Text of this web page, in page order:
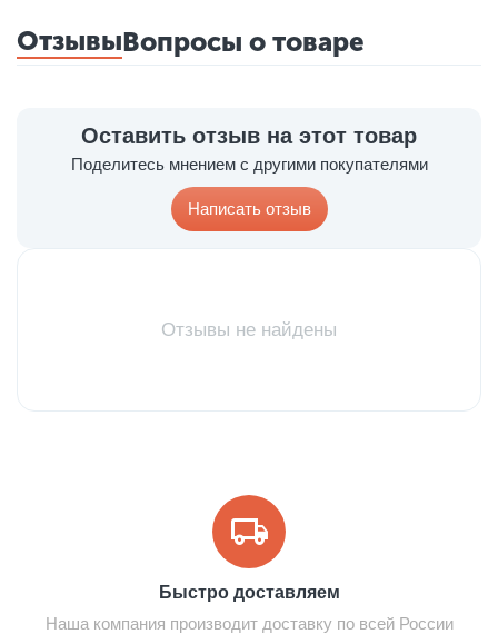
ОтзывыВопросы о товаре
Оставить отзыв на этот товар
Поделитесь мнением с другими покупателями
Написать отзыв
Отзывы не найдены
Быстро доставляем
Наша компания производит доставку по всей России